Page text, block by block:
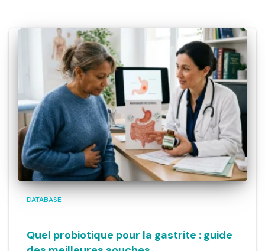
DATABASE
Quel probiotique pour la gastrite : guide